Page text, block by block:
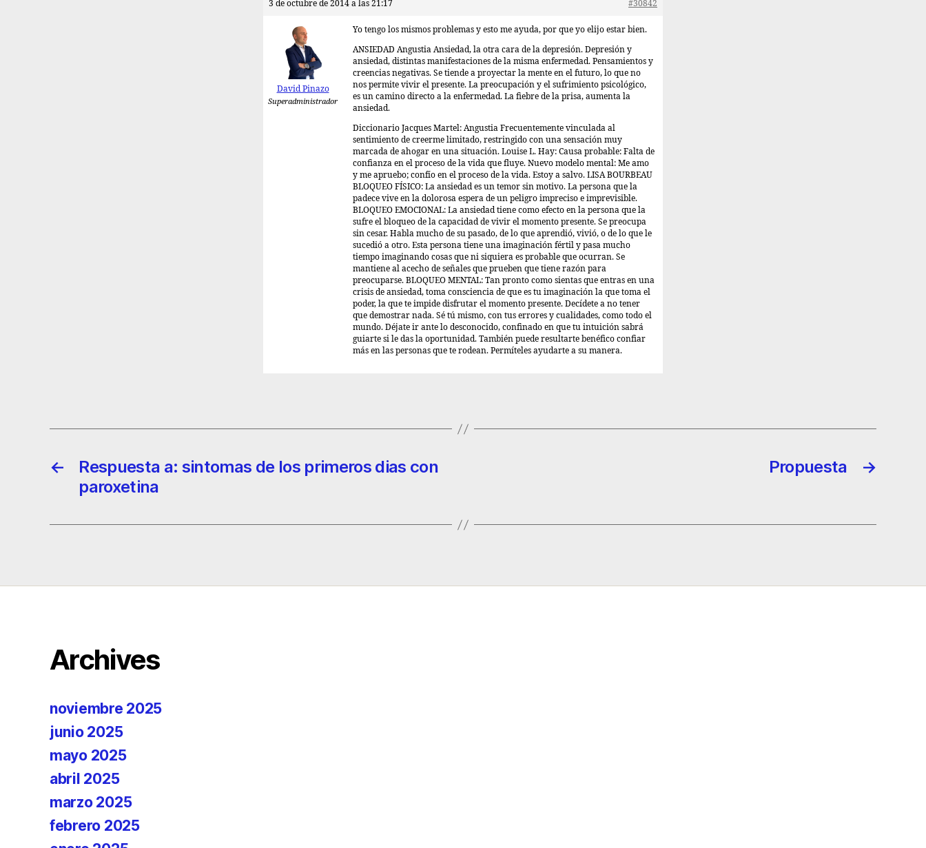
3 de octubre de 2014 a las 21:17 #30842
David Pinazo
Superadministrador
Yo tengo los mismos problemas y esto me ayuda, por que yo elijo estar bien.
ANSIEDAD Angustia Ansiedad, la otra cara de la depresión. Depresión y
ansiedad, distintas manifestaciones de la misma enfermedad. Pensamientos y
creencias negativas. Se tiende a proyectar la mente en el futuro, lo que no
nos permite vivir el presente. La preocupación y el sufrimiento psicológico,
es un camino directo a la enfermedad. La fiebre de la prisa, aumenta la
ansiedad.
Diccionario Jacques Martel: Angustia Frecuentemente vinculada al
sentimiento de creerme limitado, restringido con una sensación muy
marcada de ahogar en una situación. Louise L. Hay: Causa probable: Falta de
confianza en el proceso de la vida que fluye. Nuevo modelo mental: Me amo
y me apruebo; confío en el proceso de la vida. Estoy a salvo. LISA BOURBEAU
BLOQUEO FÍSICO: La ansiedad es un temor sin motivo. La persona que la
padece vive en la dolorosa espera de un peligro impreciso e imprevisible.
BLOQUEO EMOCIONAL: La ansiedad tiene como efecto en la persona que la
sufre el bloqueo de la capacidad de vivir el momento presente. Se preocupa
sin cesar. Habla mucho de su pasado, de lo que aprendió, vivió, o de lo que le
sucedió a otro. Esta persona tiene una imaginación fértil y pasa mucho
tiempo imaginando cosas que ni siquiera es probable que ocurran. Se
mantiene al acecho de señales que prueben que tiene razón para
preocuparse. BLOQUEO MENTAL: Tan pronto como sientas que entras en una
crisis de ansiedad, toma consciencia de que es tu imaginación la que toma el
poder, la que te impide disfrutar el momento presente. Decídete a no tener
que demostrar nada. Sé tú mismo, con tus errores y cualidades, como todo el
mundo. Déjate ir ante lo desconocido, confinado en que tu intuición sabrá
guiarte si le das la oportunidad. También puede resultarte benéfico confiar
más en las personas que te rodean. Permíteles ayudarte a su manera.
←
Respuesta a: sintomas de los primeros dias con
paroxetina
→
Propuesta
Archives
noviembre 2025
junio 2025
mayo 2025
abril 2025
marzo 2025
febrero 2025